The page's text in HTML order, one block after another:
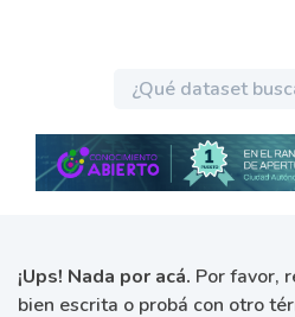
¡Ups! Nada por acá. Por favor,
bien escrita o probá con otro